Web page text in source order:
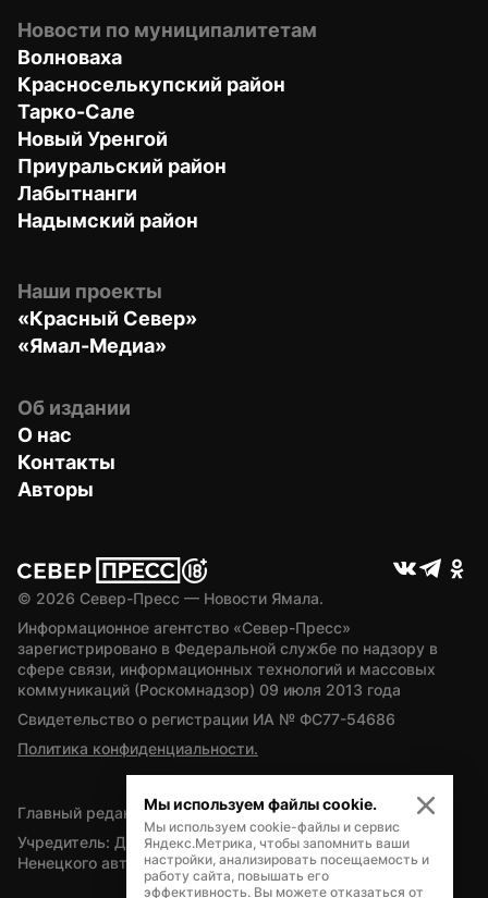
Новости по муниципалитетам
Волноваха
Красноселькупский район
Тарко-Сале
Новый Уренгой
Приуральский район
Лабытнанги
Надымский район
Наши проекты
«Красный Север»
«Ямал-Медиа»
Об издании
О нас
Контакты
Авторы
© 2026 Север-Пресс — Новости Ямала.
Информационное агентство «Север-Пресс»
зарегистрировано в Федеральной службе по надзору в
сфере связи, информационных технологий и массовых
коммуникаций (Роскомнадзор) 09 июля 2013 года
Свидетельство о регистрации ИА № ФС77-54686
Политика конфиденциальности.
Главный редактор — А.Л. Поздеев
Учредитель: Департамент внутренней политики Ямало-
Ненецкого автономного округа
Мы используем файлы cookie.
Мы используем cookie-файлы и сервис
Яндекс.Метрика, чтобы запомнить ваши
настройки, анализировать посещаемость и
работу сайта, повышать его
эффективность. Вы можете отказаться от